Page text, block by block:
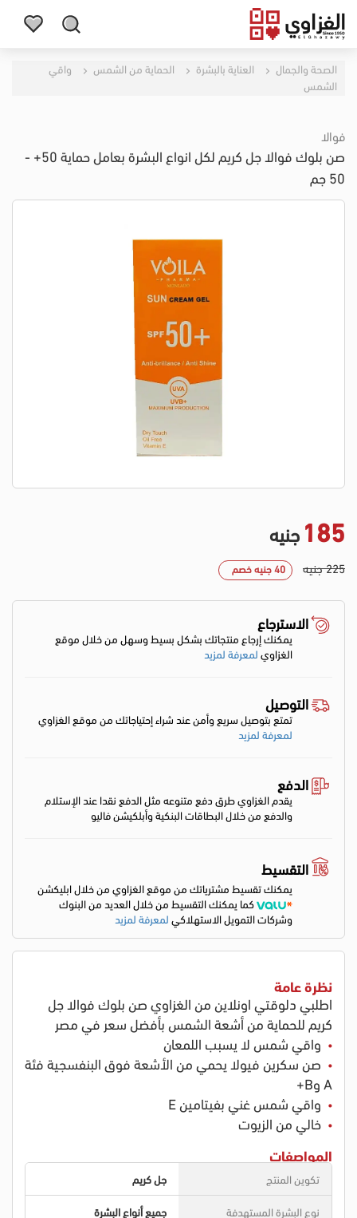
الصحة والجمال العناية بالبشرة الحماية من الشمس
واقي
الشمس
فوالا
صن بلوك فوالا جل كريم لكل انواع البشرة بعامل حماية 50+ -
50 جم
185 جنيه
225 جنيه 40 جنيه خصم
الاسترجاع
يمكنك إرجاع منتجاتك بشكل بسيط وسهل من خلال موقع
الغزاويلمعرفة لمزيد
التوصيل
تمتع بتوصيل سريع وأمن عند شراء إحتياجاتك من موقع الغزاوي
لمعرفة لمزيد
الدفع
يقدم الغزاوي طرق دفع متنوعه مثل الدفع نقدا عند الإستلام
والدفع من خلال البطاقات البنكية وأبلكيشن فاليو
التقسيط
يمكنك تقسيط مشترياتك من موقع الغزاوي من خلال ابليكشن
كما يمكنك التقسيط من خلال العديد من البنوك
وشركات التمويل الاستهلاكيلمعرفة لمزيد
نظرة عامة
اطلبي دلوقتي اونلاين من الغزاوي صن بلوك فوالا جل
كريم للحماية من أشعة الشمس بأفضل سعر في مصر
واقي شمس لا يسبب اللمعان
صن سكرين فيولا يحمي من الأشعة فوق البنفسجية فئة
A وB+
واقي شمس غني بفيتامين E
خالي من الزيوت
المواصفات
تكوين المنتج
جل كريم
نوع البشرة المستهدفة
جميع أنواع البشرة